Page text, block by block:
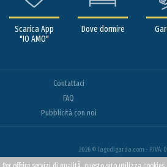
Scarica App
"IO AMO"
Dove dormire
Contattaci
FAQ
Pubblicità con noi
2026 © lagodigarda.com - P.IVA: